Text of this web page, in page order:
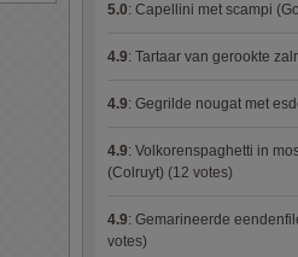
5.0: Capellini met scampi
4.9: Tartaar van gerookte
4.9: Gegrilde nougat met
4.9: Volkorenspaghetti in
(Colruyt) (12 votes)
4.9: Gemarineerde
votes)